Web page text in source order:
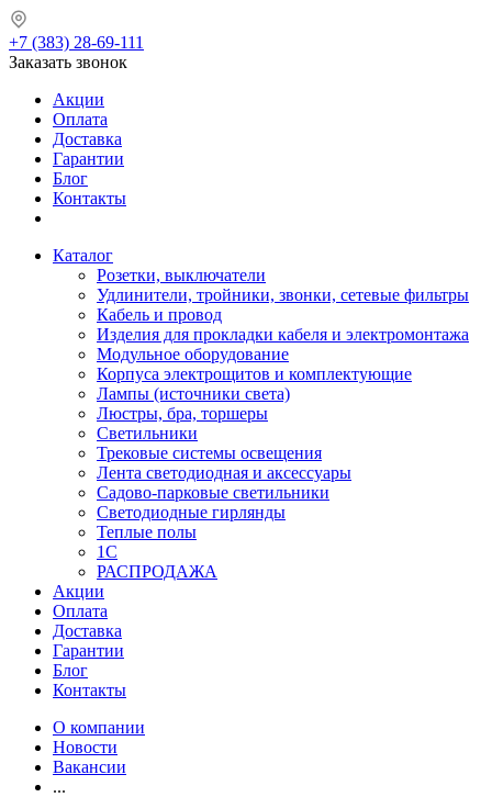
+7 (383) 28-69-111
Заказать звонок
Акции
Оплата
Доставка
Гарантии
Блог
Контакты
Каталог
Розетки, выключатели
Удлинители, тройники, звонки, сетевые фильтры
Кабель и провод
Изделия для прокладки кабеля и электромонтажа
Модульное оборудование
Корпуса электрощитов и комплектующие
Лампы (источники света)
Люстры, бра, торшеры
Светильники
Трековые системы освещения
Лента светодиодная и аксессуары
Садово-парковые светильники
Светодиодные гирлянды
Теплые полы
1С
РАСПРОДАЖА
Акции
Оплата
Доставка
Гарантии
Блог
Контакты
О компании
Новости
Вакансии
...